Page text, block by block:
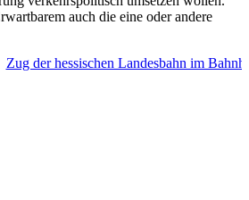
auch die eine oder andere